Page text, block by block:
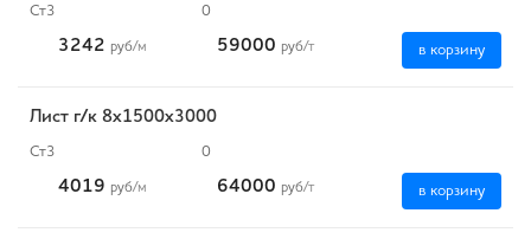
Ст3 0
3242 руб/м 59000 руб/т в корзину
Лист г/к 8х1500х3000
Ст3 0
4019 руб/м 64000 руб/т в корзину